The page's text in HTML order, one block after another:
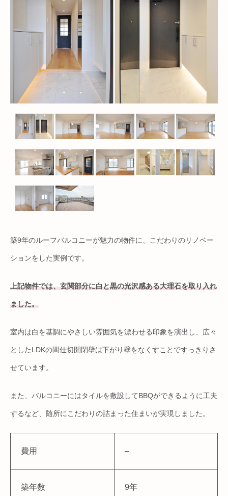
築9年のルーフバルコニーが魅力の物件に、こだわりのリノベー
ションをした実例です。
上記物件では、玄関部分に白と黒の光沢感ある大理石を取り入れ
ました。
室内は白を基調にやさしい雰囲気を漂わせる印象を演出し、広々
としたLDKの間仕切開閉壁は下がり壁をなくすことですっきりさ
せています。
また、バルコニーにはタイルを敷設してBBQができるように工夫
するなど、随所にこだわりの詰まった住まいが実現しました。
費用 –
築年数 9年